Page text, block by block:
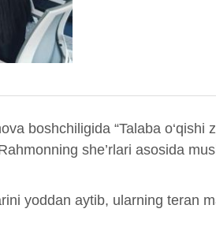
boshchiligida “Talaba o‘qishi
she’rlari asosida
yoddan aytib, ularning teran